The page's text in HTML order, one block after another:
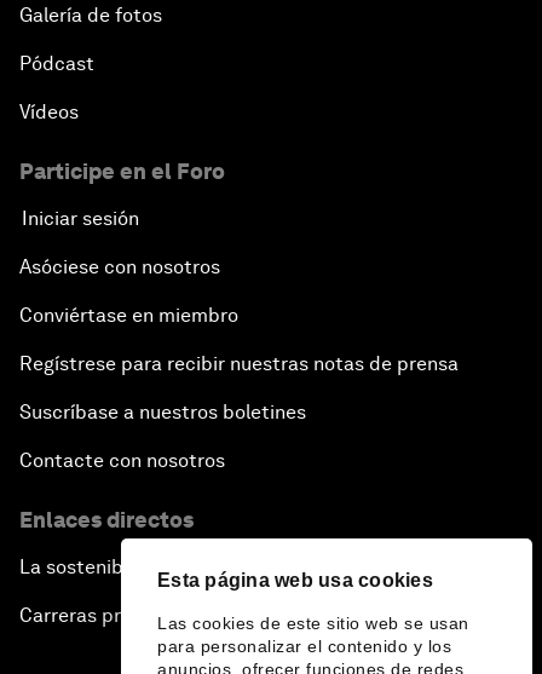
Esta página web usa cookies
Las cookies de este sitio web se usan
para personalizar el contenido y los
anuncios, ofrecer funciones de redes
Galería de fotos
Pódcast
Vídeos
Participe en el Foro
Iniciar sesión
Asóciese con nosotros
Conviértase en miembro
Regístrese para recibir nuestras notas de prensa
Suscríbase a nuestros boletines
Contacte con nosotros
Enlaces directos
La sostenibilidad en el Foro
Carreras profesionales